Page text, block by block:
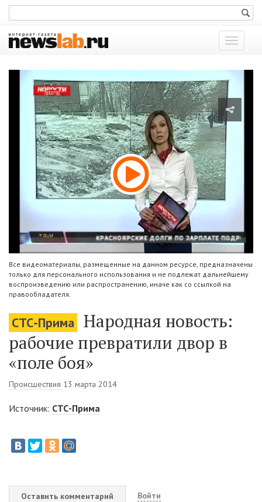
Показать
меню
Все видеоматериалы, размещенные на данном ресурсе, предназначены
только для персонального использования и не подлежат дальнейшему
воспроизведению или распространению, иначе как со ссылкой на
правообладателя.
СТС-Прима Народная новость:
рабочие превратили двор в
«поле боя»
Происшествия 13 марта 2014
Источник: СТС-Прима
Оставить комментарий Войти